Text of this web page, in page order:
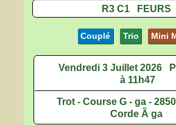
R3 C1 FEURS
Couplé Trio Mini
Vendredi 3 Juillet 2026
à 11h47
Trot - Course G - ga - 2850
Corde Ã ga